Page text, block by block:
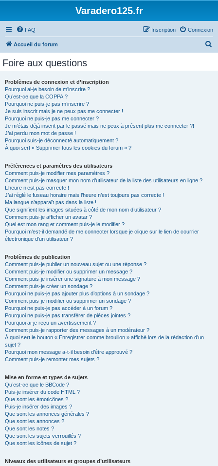
Varadero125.fr
FAQ Connexion
Inscription
Accueil du forum
Foire aux questions
Problèmes de connexion et d’inscription
Pourquoi ai-je besoin de m’inscrire ?
Qu’est-ce que la COPPA ?
Pourquoi ne puis-je pas m’inscrire ?
Je suis inscrit mais je ne peux pas me connecter !
Pourquoi ne puis-je pas me connecter ?
Je m’étais déjà inscrit par le passé mais ne peux à présent plus me connecter ?!
J’ai perdu mon mot de passe !
Pourquoi suis-je déconnecté automatiquement ?
À quoi sert « Supprimer tous les cookies du forum » ?
Préférences et paramètres des utilisateurs
Comment puis-je modifier mes paramètres ?
Comment puis-je masquer mon nom d’utilisateur de la liste des utilisateurs en ligne ?
L’heure n’est pas correcte !
J’ai réglé le fuseau horaire mais l’heure n’est toujours pas correcte !
Ma langue n’apparaît pas dans la liste !
Que signifient les images situées à côté de mon nom d’utilisateur ?
Comment puis-je afficher un avatar ?
Quel est mon rang et comment puis-je le modifier ?
Pourquoi m’est-il demandé de me connecter lorsque je clique sur le lien de courrier
électronique d’un utilisateur ?
Problèmes de publication
Comment puis-je publier un nouveau sujet ou une réponse ?
Comment puis-je modifier ou supprimer un message ?
Comment puis-je insérer une signature à mon message ?
Comment puis-je créer un sondage ?
Pourquoi ne puis-je pas ajouter plus d’options à un sondage ?
Comment puis-je modifier ou supprimer un sondage ?
Pourquoi ne puis-je pas accéder à un forum ?
Pourquoi ne puis-je pas transférer de pièces jointes ?
Pourquoi ai-je reçu un avertissement ?
Comment puis-je rapporter des messages à un modérateur ?
À quoi sert le bouton « Enregistrer comme brouillon » affiché lors de la rédaction d’un
sujet ?
Pourquoi mon message a-t-il besoin d’être approuvé ?
Comment puis-je remonter mes sujets ?
Mise en forme et types de sujets
Qu’est-ce que le BBCode ?
Puis-je insérer du code HTML ?
Que sont les émoticônes ?
Puis-je insérer des images ?
Que sont les annonces générales ?
Que sont les annonces ?
Que sont les notes ?
Que sont les sujets verrouillés ?
Que sont les icônes de sujet ?
Niveaux des utilisateurs et groupes d’utilisateurs